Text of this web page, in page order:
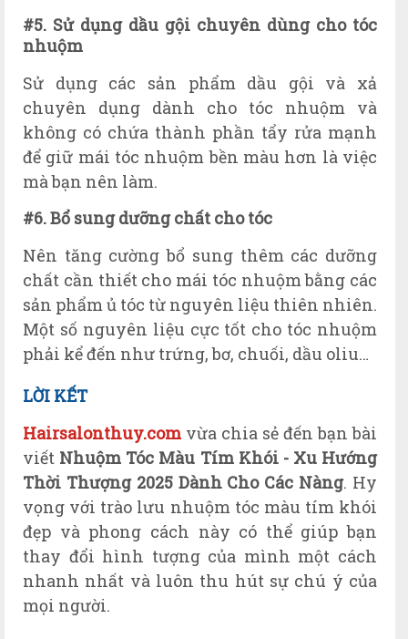
#5. Sử dụng dầu gội chuyên dùng cho tóc
nhuộm
Sử dụng các sản phẩm dầu gội và xả
chuyên dụng dành cho tóc nhuộm và
không có chứa thành phần tẩy rửa mạnh
để giữ mái tóc nhuộm bền màu hơn là việc
mà bạn nên làm.
#6. Bổ sung dưỡng chất cho tóc
Nên tăng cường bổ sung thêm các dưỡng
chất cần thiết cho mái tóc nhuộm bằng các
sản phẩm ủ tóc từ nguyên liệu thiên nhiên.
Một số nguyên liệu cực tốt cho tóc nhuộm
phải kể đến như trứng, bơ, chuối, dầu oliu…
LỜI KẾT
Hairsalonthuy.com vừa chia sẻ đến bạn bài
viết Nhuộm Tóc Màu Tím Khói - Xu Hướng
Thời Thượng 2025 Dành Cho Các Nàng. Hy
vọng với trào lưu nhuộm tóc màu tím khói
đẹp và phong cách này có thể giúp bạn
thay đổi hình tượng của mình một cách
nhanh nhất và luôn thu hút sự chú ý của
mọi người.